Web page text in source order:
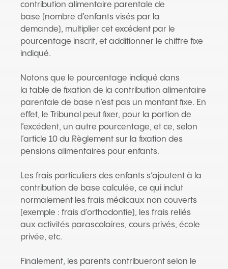
contribution alimentaire parentale de
base (nombre d’enfants visés par la
demande), multiplier cet excédent par le
pourcentage inscrit, et additionner le chiffre fixe
indiqué.
Notons que le pourcentage indiqué dans
la table de fixation de la contribution alimentaire
parentale de base n’est pas un montant fixe. En
effet, le Tribunal peut fixer, pour la portion de
l’excédent, un autre pourcentage, et ce, selon
l’article 10 du Règlement sur la fixation des
pensions alimentaires pour enfants.
Les frais particuliers des enfants s’ajoutent à la
contribution de base calculée, ce qui inclut
normalement les frais médicaux non couverts
(exemple : frais d’orthodontie), les frais reliés
aux activités parascolaires, cours privés, école
privée, etc.
Finalement, les parents contribueront selon le